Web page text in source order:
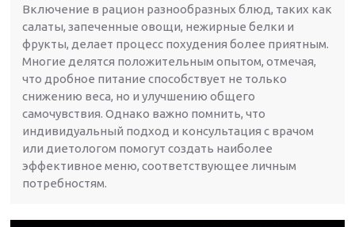
Включение в рацион разнообразных блюд, таких как
салаты, запеченные овощи, нежирные белки и
фрукты, делает процесс похудения более приятным.
Многие делятся положительным опытом, отмечая,
что дробное питание способствует не только
снижению веса, но и улучшению общего
самочувствия. Однако важно помнить, что
индивидуальный подход и консультация с врачом
или диетологом помогут создать наиболее
эффективное меню, соответствующее личным
потребностям.